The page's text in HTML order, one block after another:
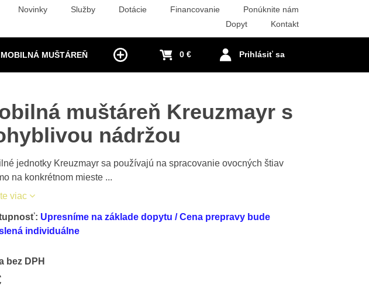
MOBILNÁ MUŠTÁREŇ
Novinky Služby Dotácie Financovanie
Ponúknite nám
Dopyt
Kontakt
Prihlásiť sa
0 €
muštáreň Kreuzmayr s
nádržou
jednotky Kreuzmayr sa používajú na spracovanie ovocných štiav
na konkrétnom mieste ...
viac
Upresníme na základe dopytu / Cena prepravy bude
individuálne
bez DPH
s DPH